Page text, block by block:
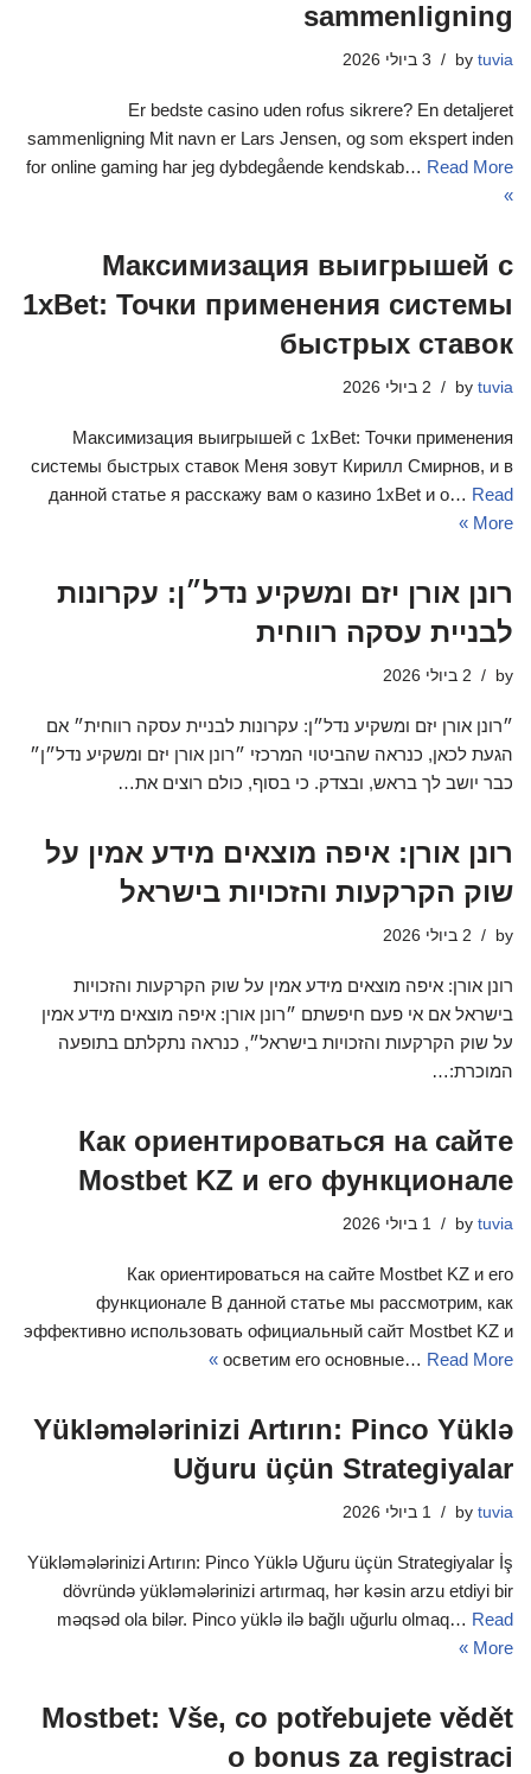
sammenligning
by tuvia 3 ביולי 2026
Er bedste casino uden rofus sikrere? En detaljeret
sammenligning Mit navn er Lars Jensen, og som ekspert inden
for online gaming har jeg dybdegående kendskab… Read More
»
Максимизация выигрышей с
1xBet: Точки применения системы
быстрых ставок
by tuvia 2 ביולי 2026
Максимизация выигрышей с 1xBet: Точки применения
системы быстрых ставок Меня зовут Кирилл Смирнов, и в
данной статье я расскажу вам о казино 1xBet и о… Read
More »
רונן אורן יזם ומשקיע נדל״ן: עקרונות
לבניית עסקה רווחית
by 2 ביולי 2026
״רונן אורן יזם ומשקיע נדל״ן: עקרונות לבניית עסקה רווחית״ אם
הגעת לכאן, כנראה שהביטוי המרכזי ״רונן אורן יזם ומשקיע נדל״ן״
כבר יושב לך בראש, ובצדק. כי בסוף, כולם רוצים את…
רונן אורן: איפה מוצאים מידע אמין על
שוק הקרקעות והזכויות בישראל
by 2 ביולי 2026
רונן אורן: איפה מוצאים מידע אמין על שוק הקרקעות והזכויות
בישראל אם אי פעם חיפשתם ״רונן אורן: איפה מוצאים מידע אמין
על שוק הקרקעות והזכויות בישראל״, כנראה נתקלתם בתופעה
המוכרת:…
Как ориентироваться на сайте
Mostbet KZ и его функционале
by tuvia 1 ביולי 2026
Как ориентироваться на сайте Mostbet KZ и его
функционале В данной статье мы рассмотрим, как
эффективно использовать официальный сайт Mostbet KZ и
осветим его основные… Read More »
Yükləmələrinizi Artırın: Pinco Yüklə
Uğuru üçün Strategiyalar
by tuvia 1 ביולי 2026
Yükləmələrinizi Artırın: Pinco Yüklə Uğuru üçün Strategiyalar İş
dövründə yükləmələrinizi artırmaq, hər kəsin arzu etdiyi bir
məqsəd ola bilər. Pinco yüklə ilə bağlı uğurlu olmaq… Read
More »
Mostbet: Vše, co potřebujete vědět
o bonus za registraci